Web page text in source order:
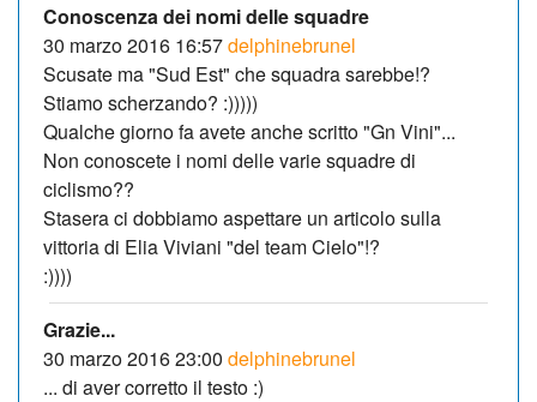
Conoscenza dei nomi delle squadre
30 marzo 2016 16:57delphinebrunel
Scusate ma "Sud Est" che squadra sarebbe!?
Stiamo scherzando? :)))))
Qualche giorno fa avete anche scritto "Gn Vini"...
Non conoscete i nomi delle varie squadre di
ciclismo??
Stasera ci dobbiamo aspettare un articolo sulla
vittoria di Elia Viviani "del team Cielo"!?
:))))
Grazie...
30 marzo 2016 23:00 delphinebrunel
... di aver corretto il testo :)